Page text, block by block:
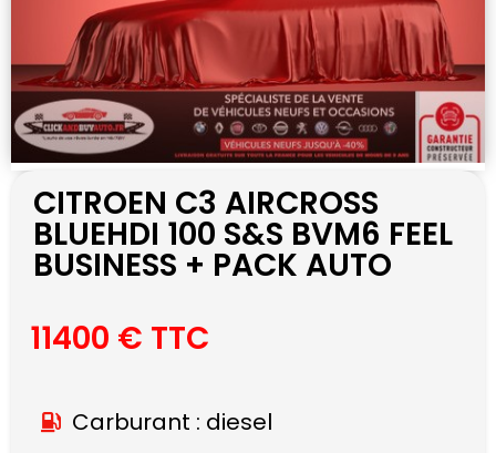
CITROEN C3 AIRCROSS
BLUEHDI 100 S&S BVM6 FEEL
BUSINESS + PACK AUTO
11400 € TTC
Carburant : diesel